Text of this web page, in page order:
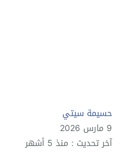
حسيمة سيتي
9 مارس 2026
آخر تحديث : منذ 5 أشهر